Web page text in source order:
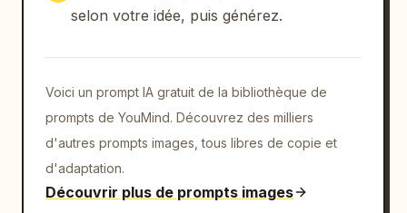
selon votre idée, puis générez.
Voici un prompt IA gratuit de la bibliothèque de
prompts de YouMind. Découvrez des milliers
d'autres prompts images, tous libres de copie et
d'adaptation.
Découvrir plus de prompts images